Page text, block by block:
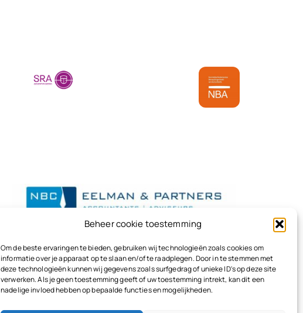
Beheer cookie toestemming
Om de beste ervaringen te bieden, gebruiken wij technologieën zoals cookies om
informatie over je apparaat op te slaan en/of te raadplegen. Door in te stemmen met
deze technologieën kunnen wij gegevens zoals surfgedrag of unieke ID's op deze site
verwerken. Als je geen toestemming geeft of uw toestemming intrekt, kan dit een
nadelige invloed hebben op bepaalde functies en mogelijkheden.